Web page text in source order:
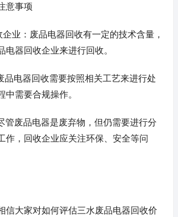
意事项
业：废品电器回收有一定的技术含量，
器回收企业来进行回收。
品电器回收需要按照相关工艺来进行处
需要合规操作。
管废品电器是废弃物，但仍需要进行分
作，回收企业应关注环保、安全等问
信大家对如何评估三水废品电器回收价